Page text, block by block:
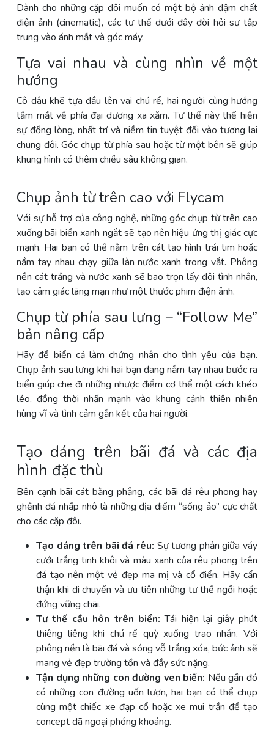
Dành cho những cặp đôi muốn có một bộ ảnh đậm chất
điện ảnh (cinematic), các tư thế dưới đây đòi hỏi sự tập
trung vào ánh mắt và góc máy.
Tựa vai nhau và cùng nhìn về một
hướng
Cô dâu khẽ tựa đầu lên vai chú rể, hai người cùng hướng
tầm mắt về phía đại dương xa xăm. Tư thế này thể hiện
sự đồng lòng, nhất trí và niềm tin tuyệt đối vào tương lai
chung đôi. Góc chụp từ phía sau hoặc từ một bên sẽ giúp
khung hình có thêm chiều sâu không gian.
Chụp ảnh từ trên cao với Flycam
Với sự hỗ trợ của công nghệ, những góc chụp từ trên cao
xuống bãi biển xanh ngắt sẽ tạo nên hiệu ứng thị giác cực
mạnh. Hai bạn có thể nằm trên cát tạo hình trái tim hoặc
nắm tay nhau chạy giữa làn nước xanh trong vắt. Phông
nền cát trắng và nước xanh sẽ bao trọn lấy đôi tình nhân,
tạo cảm giác lãng mạn như một thước phim điện ảnh.
Chụp từ phía sau lưng – “Follow Me”
bản nâng cấp
Hãy để biển cả làm chứng nhân cho tình yêu của bạn.
Chụp ảnh sau lưng khi hai bạn đang nắm tay nhau bước ra
biển giúp che đi những nhược điểm cơ thể một cách khéo
léo, đồng thời nhấn mạnh vào khung cảnh thiên nhiên
hùng vĩ và tình cảm gắn kết của hai người.
Tạo dáng trên bãi đá và các địa
hình đặc thù
Bên cạnh bãi cát bằng phẳng, các bãi đá rêu phong hay
ghềnh đá nhấp nhô là những địa điểm “sống ảo” cực chất
cho các cặp đôi.
Tạo dáng trên bãi đá rêu: Sự tương phản giữa váy
cưới trắng tinh khôi và màu xanh của rêu phong trên
đá tạo nên một vẻ đẹp ma mị và cổ điển. Hãy cẩn
thận khi di chuyển và ưu tiên những tư thế ngồi hoặc
đứng vững chãi.
Tư thế cầu hôn trên biển: Tái hiện lại giây phút
thiêng liêng khi chú rể quỳ xuống trao nhẫn. Với
phông nền là bãi đá và sóng vỗ trắng xóa, bức ảnh sẽ
mang vẻ đẹp trường tồn và đầy sức nặng.
Tận dụng những con đường ven biển: Nếu gần đó
có những con đường uốn lượn, hai bạn có thể chụp
cùng một chiếc xe đạp cổ hoặc xe mui trần để tạo
concept dã ngoại phóng khoáng.